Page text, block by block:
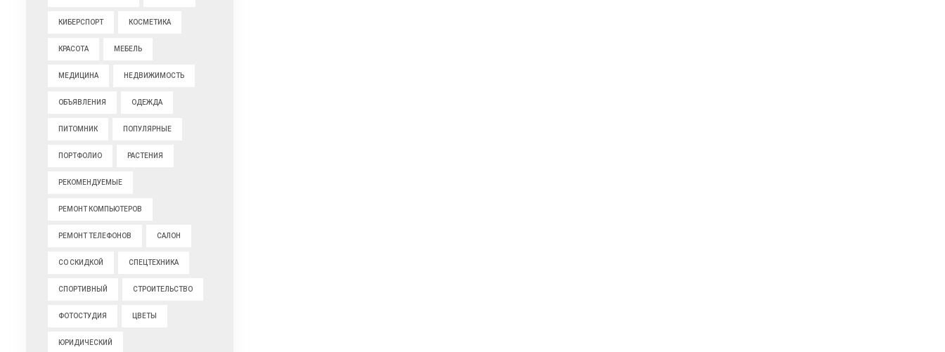
КИБЕРСПОРТ КОСМЕТИКА
КРАСОТА МЕБЕЛЬ
МЕДИЦИНА НЕДВИЖИМОСТЬ
ОБЪЯВЛЕНИЯ ОДЕЖДА
ПИТОМНИК ПОПУЛЯРНЫЕ
ПОРТФОЛИО РАСТЕНИЯ
РЕКОМЕНДУЕМЫЕ
РЕМОНТ КОМПЬЮТЕРОВ
РЕМОНТ ТЕЛЕФОНОВ САЛОН
СО СКИДКОЙ СПЕЦТЕХНИКА
СПОРТИВНЫЙ СТРОИТЕЛЬСТВО
ФОТОСТУДИЯ ЦВЕТЫ
ЮРИДИЧЕСКИЙ